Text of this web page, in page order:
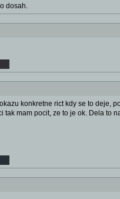
dosah.
konkretne rict kdy se to deje,
mam pocit, ze to je ok. Dela to